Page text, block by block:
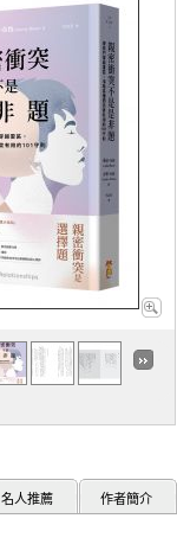
名人推薦 作者簡介